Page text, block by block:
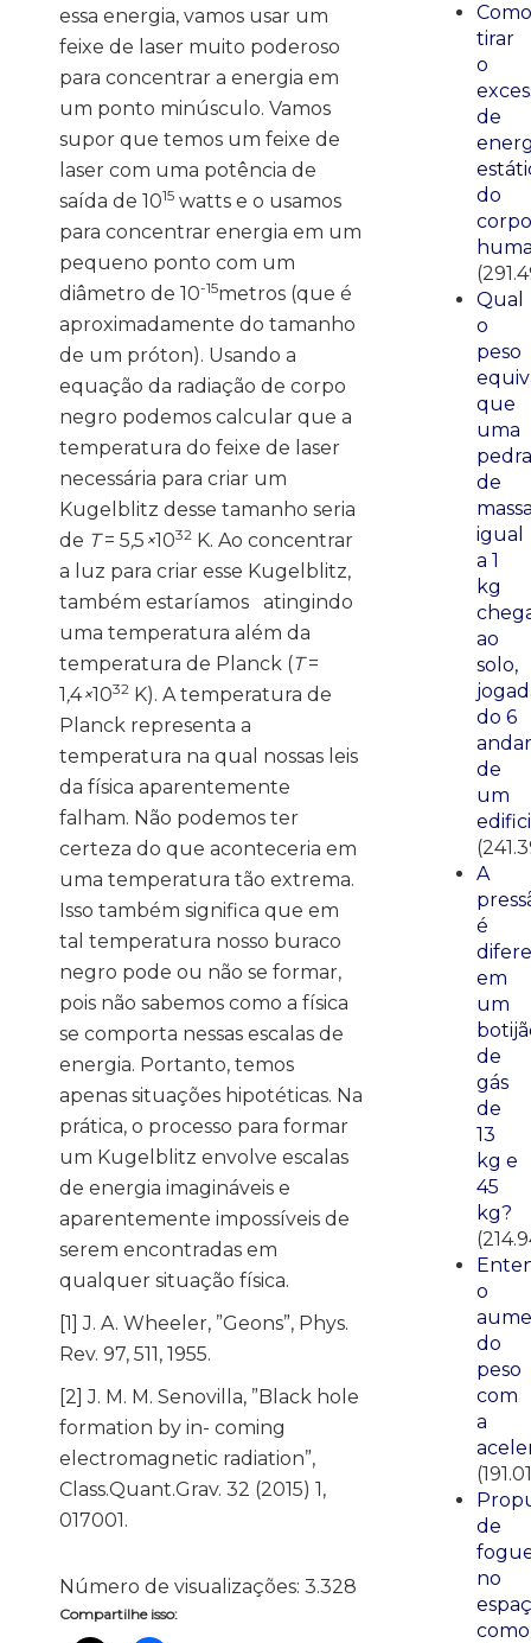
essa energia, vamos usar um
feixe de laser muito poderoso
para concentrar a energia em
um ponto minúsculo. Vamos
supor que temos um feixe de
laser com uma potência de
saída de 1015 watts e o usamos
para concentrar energia em um
pequeno ponto com um
diâmetro de 10-15metros (que é
aproximadamente do tamanho
de um próton). Usando a
equação da radiação de corpo
negro podemos calcular que a
temperatura do feixe de laser
necessária para criar um
Kugelblitz desse tamanho seria
de T= 5,5 ×1032 K. Ao concentrar
a luz para criar esse Kugelblitz,
também estaríamos atingindo
uma temperatura além da
temperatura de Planck (T=
1,4×1032 K). A temperatura de
Planck representa a
temperatura na qual nossas leis
da física aparentemente
falham. Não podemos ter
certeza do que aconteceria em
uma temperatura tão extrema.
Isso também significa que em
tal temperatura nosso buraco
negro pode ou não se formar,
pois não sabemos como a física
se comporta nessas escalas de
energia. Portanto, temos
apenas situações hipotéticas. Na
prática, o processo para formar
um Kugelblitz envolve escalas
de energia imagináveis e
aparentemente impossíveis de
serem encontradas em
qualquer situação física.
[1] J. A. Wheeler, ”Geons”, Phys.
Rev. 97, 511, 1955.
[2] J. M. M. Senovilla, ”Black hole
formation by in- coming
electromagnetic radiation”,
Class.Quant.Grav. 32 (2015) 1,
017001.
Número de visualizações: 3.328
Compartilhe isso:
Como
tirar
o
de
do
corpo
Qual
o
peso
que
uma
pedra
de
igual
a 1
kg
ao
solo,
do 6
andar
de
um
A
é
em
um
de
gás
de
13
kg e
45
kg?
o
do
peso
com
a
de
no
como